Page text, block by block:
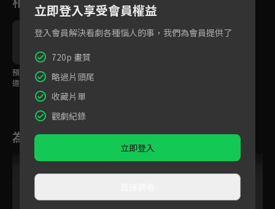
預告：天降聖女戀上霸
道君主，甜寵古裝爆笑
為您推薦
立即登入享受會員權益
登入會員解決看劇各種惱人的事，我們為會員提供了
720p 畫質
略過片頭尾
收藏片單
觀劇紀錄
立即登入